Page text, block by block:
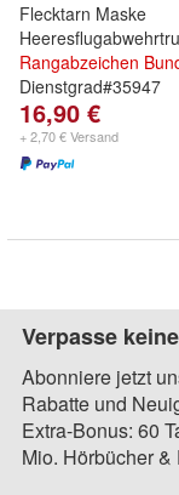
Flecktarn Maske
Rangabzeichen
Dienstgrad#35947
16,90 €
+ 2,70 € Versand
Verpasse
Abonniere jetzt
Rabatte und
Extra-Bonus: 60
Mio. Hörbücher &